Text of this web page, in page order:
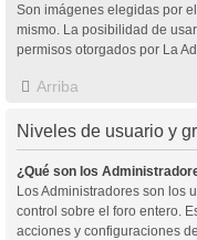
Son imágenes elegidas por
mismo. La posibilidad de
permisos otorgados por La
Arriba
Niveles de usuario y
¿Qué son los
Los Administradores son los
control sobre el foro entero.
acciones y configuraciones